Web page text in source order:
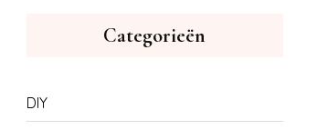
Categorieën
DIY